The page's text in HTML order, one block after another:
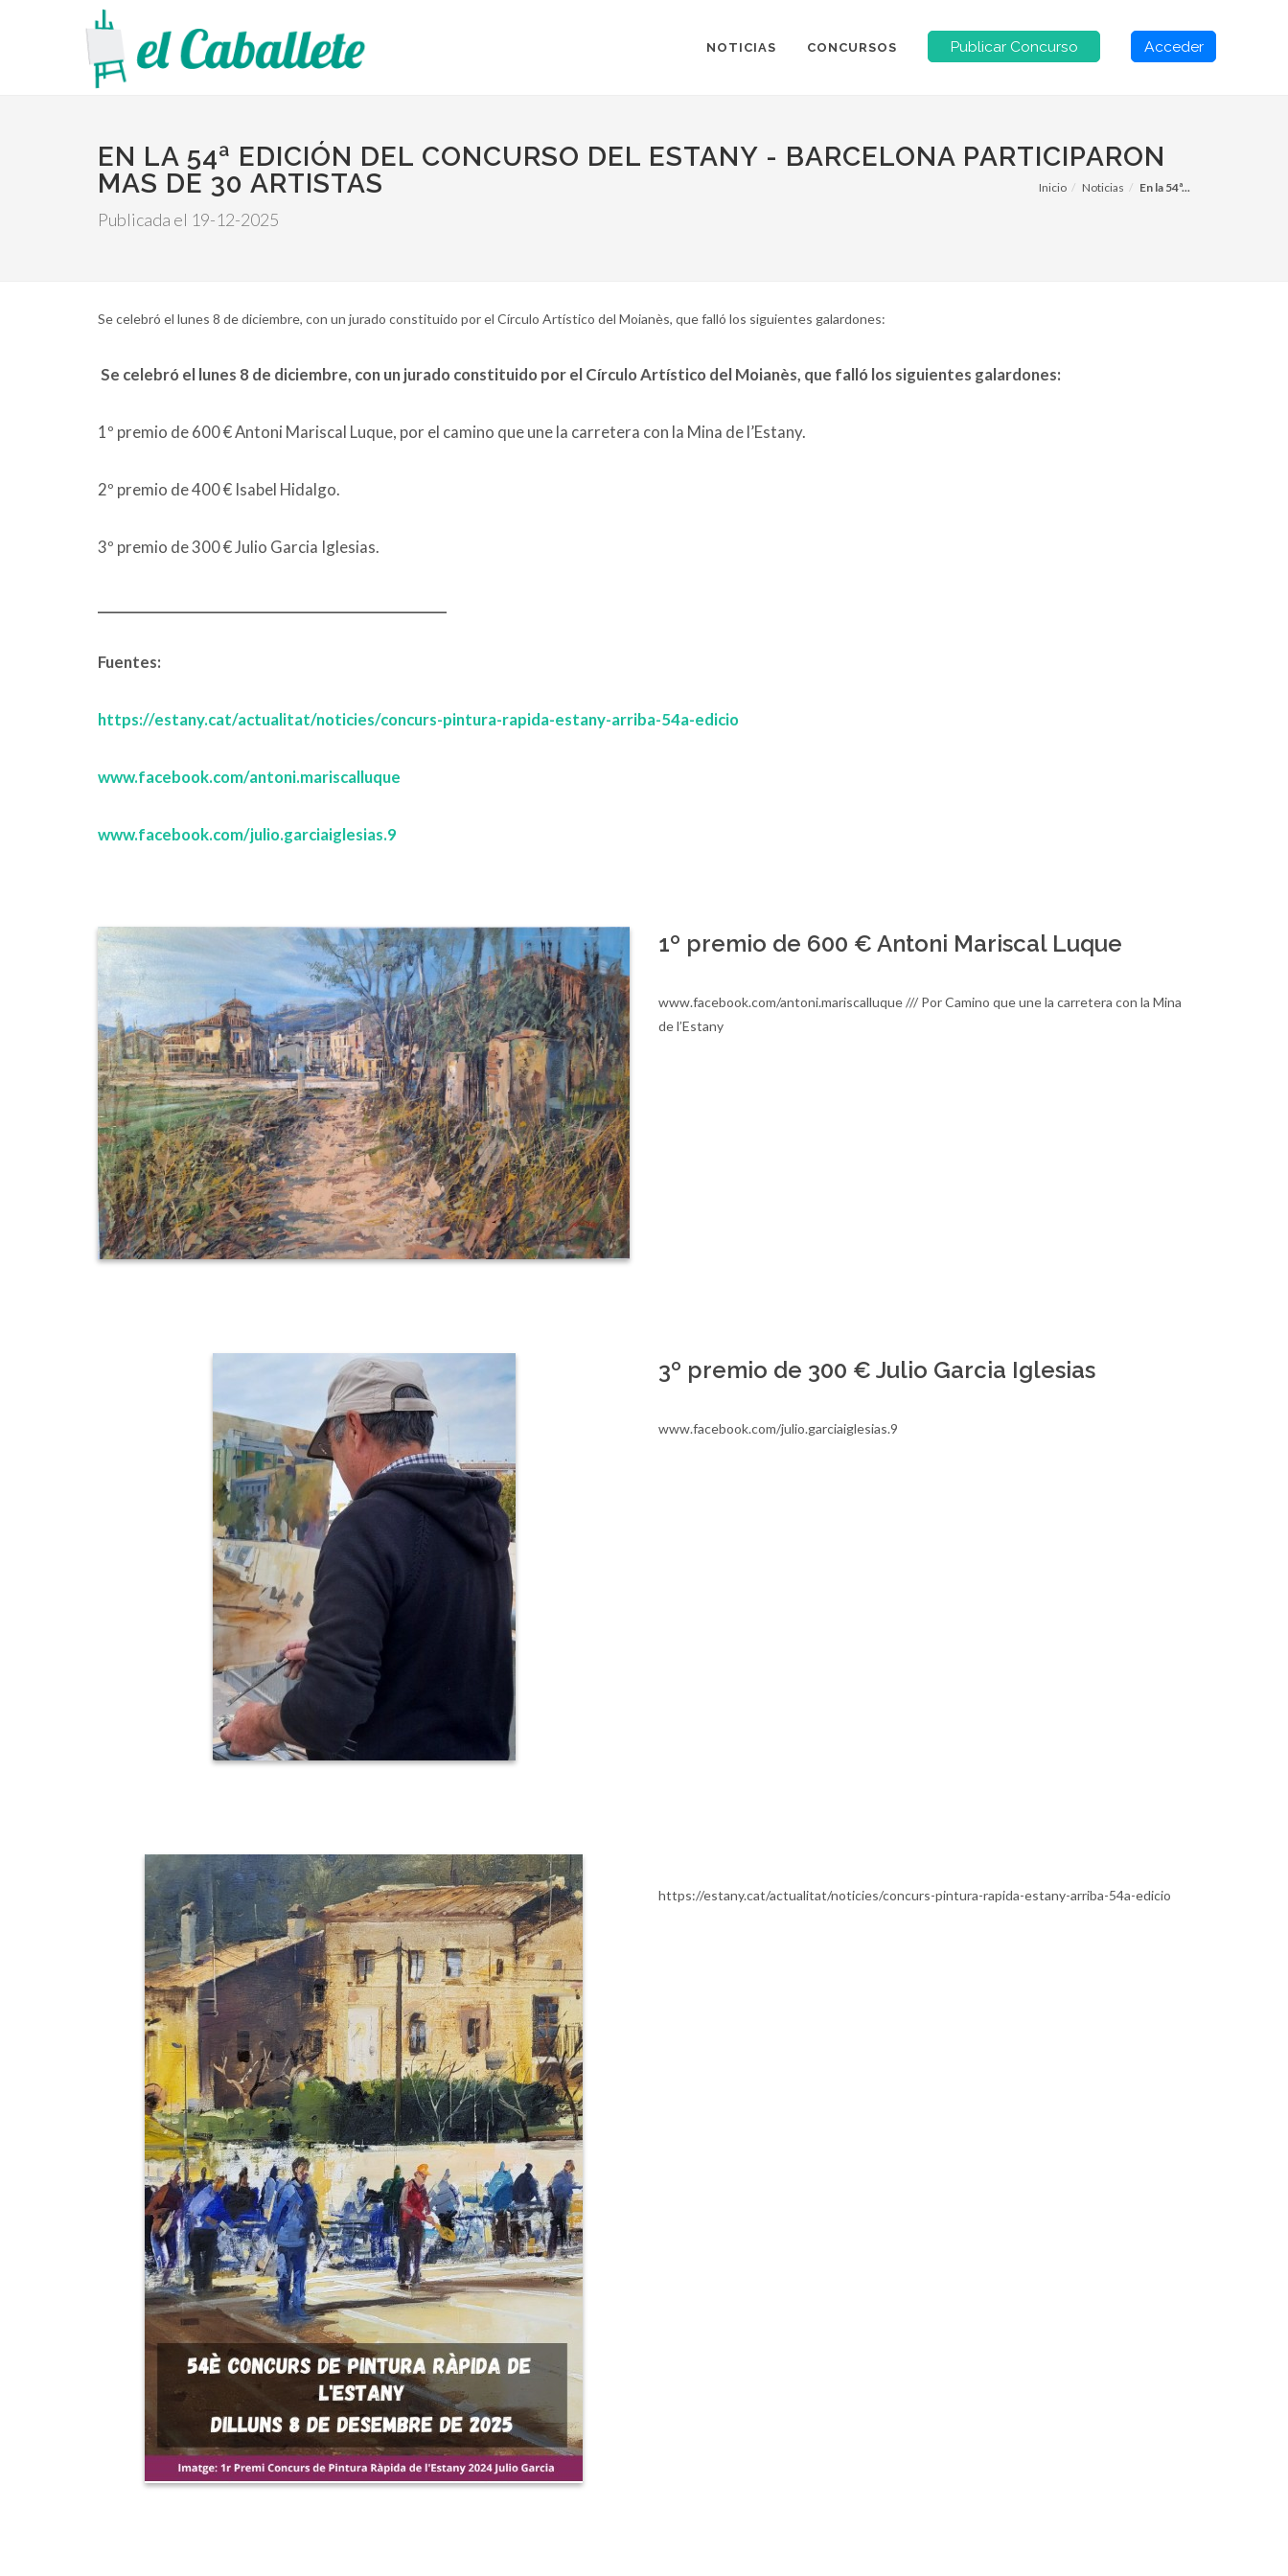
NOTICIAS CONCURSOS Publicar Concurso Acceder
EN LA 54ª EDICIÓN DEL CONCURSO DEL ESTANY - BARCELONA PARTICIPARON
MAS DE 30 ARTISTAS
Publicada el 19-12-2025
Inicio Noticias En la 54ª...
​​​​​​​Se celebró el lunes 8 de diciembre, con un jurado constituido por el Círculo Artístico del Moianès, que falló los siguientes galardones:
Se celebró el lunes 8 de diciembre, con un jurado constituido por el Círculo Artístico del Moianès, que falló los siguientes galardones:
1º premio de 600 € Antoni Mariscal Luque, por el camino que une la carretera con la Mina de l’Estany.
2º premio de 400 € Isabel Hidalgo.
3º premio de 300 € Julio Garcia Iglesias.
Fuentes:
https://estany.cat/actualitat/noticies/concurs-pintura-rapida-estany-arriba-54a-edicio
www.facebook.com/antoni.mariscalluque
www.facebook.com/julio.garciaiglesias.9
1º premio de 600 € Antoni Mariscal Luque
www.facebook.com/antoni.mariscalluque /// Por Camino que une la carretera con la Mina
de l’Estany
3º premio de 300 € Julio Garcia Iglesias
www.facebook.com/julio.garciaiglesias.9
https://estany.cat/actualitat/noticies/concurs-pintura-rapida-estany-arriba-54a-edicio